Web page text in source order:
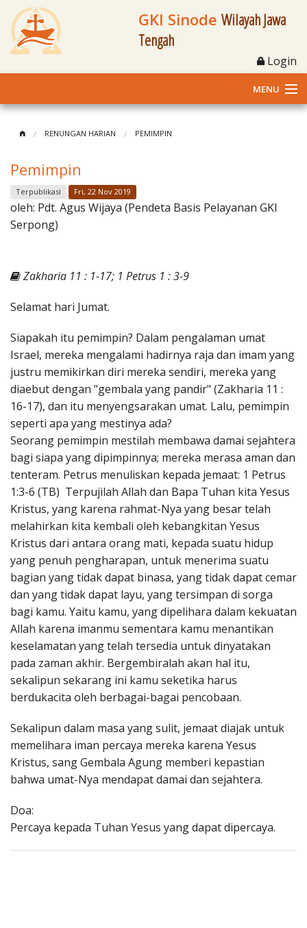
GKI Sinode Wilayah Jawa
Tengah
Login
MENU
Klasis dan Jemaat
Berita Kegiatan
Materi
RENUNGAN HARIAN PEMIMPIN
Pemimpin
Terpublikasi Fri, 22 Nov 2019
oleh: Pdt. Agus Wijaya (Pendeta Basis Pelayanan GKI
Serpong)
Zakharia 11 : 1-17; 1 Petrus 1 : 3-9
Selamat hari Jumat.
Siapakah itu pemimpin? Dalam pengalaman umat
Israel, mereka mengalami hadirnya raja dan imam yang
justru memikirkan diri mereka sendiri, mereka yang
diaebut dengan "gembala yang pandir" (Zakharia 11 :
16-17), dan itu menyengsarakan umat. Lalu, pemimpin
seperti apa yang mestinya ada?
Seorang pemimpin mestilah membawa damai sejahtera
bagi siapa yang dipimpinnya; mereka merasa aman dan
tenteram. Petrus menuliskan kepada jemaat: 1 Petrus
1:3-6 (TB) Terpujilah Allah dan Bapa Tuhan kita Yesus
Kristus, yang karena rahmat-Nya yang besar telah
melahirkan kita kembali oleh kebangkitan Yesus
Kristus dari antara orang mati, kepada suatu hidup
yang penuh pengharapan, untuk menerima suatu
bagian yang tidak dapat binasa, yang tidak dapat cemar
dan yang tidak dapat layu, yang tersimpan di sorga
bagi kamu. Yaitu kamu, yang dipelihara dalam kekuatan
Allah karena imanmu sementara kamu menantikan
keselamatan yang telah tersedia untuk dinyatakan
pada zaman akhir. Bergembiralah akan hal itu,
sekalipun sekarang ini kamu seketika harus
berdukacita oleh berbagai-bagai pencobaan.
Sekalipun dalam masa yang sulit, jemaat diajak untuk
memelihara iman percaya mereka karena Yesus
Kristus, sang Gembala Agung memberi kepastian
bahwa umat-Nya mendapat damai dan sejahtera.
Doa:
Percaya kepada Tuhan Yesus yang dapat dipercaya.